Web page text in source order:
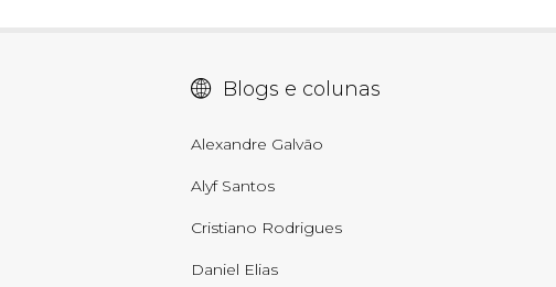
Blogs e colunas
Alexandre Galvão
Alyf Santos
Cristiano Rodrigues
Daniel Elias